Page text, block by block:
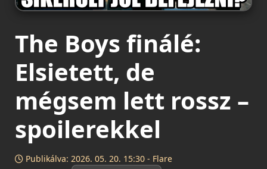
The Boys finálé:
Elsietett, de
mégsem lett rossz –
spoilerekkel
Publikálva: 2026. 05. 20. 15:30 - Flare